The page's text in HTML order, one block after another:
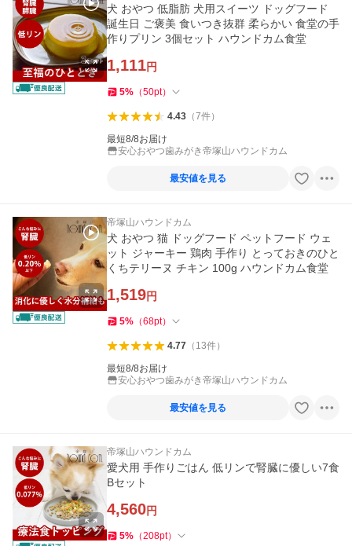
犬 おやつ 低脂肪 犬用スイーツ ドッグフード
誕生日 ご褒美 食いつき抜群 柔らかい 食堂の手
作りプリン 3個セット ハウンドカム食堂
1,111円
5% （50pt）
4.43（7件）
最短8/8お届け
安心おやつ歯みがき帝塚山ハウンドカム
最安値を見る
帝塚山ハウンドカム
犬 おやつ 猫 ドッグフード ペットフード ウェ
ット ジャーキー 鶏肉 手作り とっておきのひと
くちテリーヌ チキン 100g ハウンドカム食堂
1,519円
5% （68pt）
4.77（ 13件）
最短8/8お届け
安心おやつ歯みがき帝塚山ハウンドカム
最安値を見る
帝塚山ハウンドカム
愛犬用 手作りごはん 低リンで腎臓に優しい7食
Bセット
4,560円
5% （208pt）